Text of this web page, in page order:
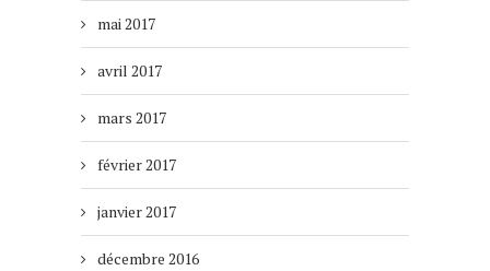
mai 2017
avril 2017
mars 2017
février 2017
janvier 2017
décembre 2016